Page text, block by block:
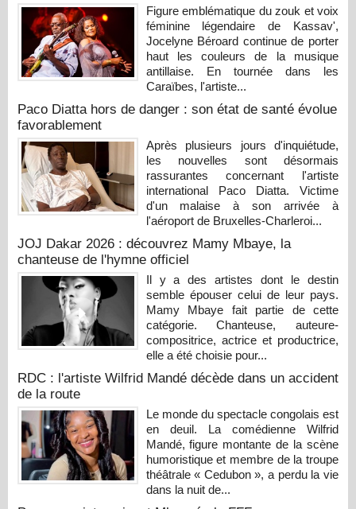
Figure emblématique du zouk et voix
féminine légendaire de Kassav',
Jocelyne Béroard continue de porter
haut les couleurs de la musique
antillaise. En tournée dans les
Caraïbes, l'artiste...
Paco Diatta hors de danger : son état de santé évolue
favorablement
Après plusieurs jours d'inquiétude,
les nouvelles sont désormais
rassurantes concernant l'artiste
international Paco Diatta. Victime
d'un malaise à son arrivée à
l'aéroport de Bruxelles-Charleroi...
JOJ Dakar 2026 : découvrez Mamy Mbaye, la
chanteuse de l'hymne officiel
Il y a des artistes dont le destin
semble épouser celui de leur pays.
Mamy Mbaye fait partie de cette
catégorie. Chanteuse, auteure-
compositrice, actrice et productrice,
elle a été choisie pour...
RDC : l'artiste Wilfrid Mandé décède dans un accident
de la route
Le monde du spectacle congolais est
en deuil. La comédienne Wilfrid
Mandé, figure montante de la scène
humoristique et membre de la troupe
théâtrale « Cedubon », a perdu la vie
dans la nuit de...